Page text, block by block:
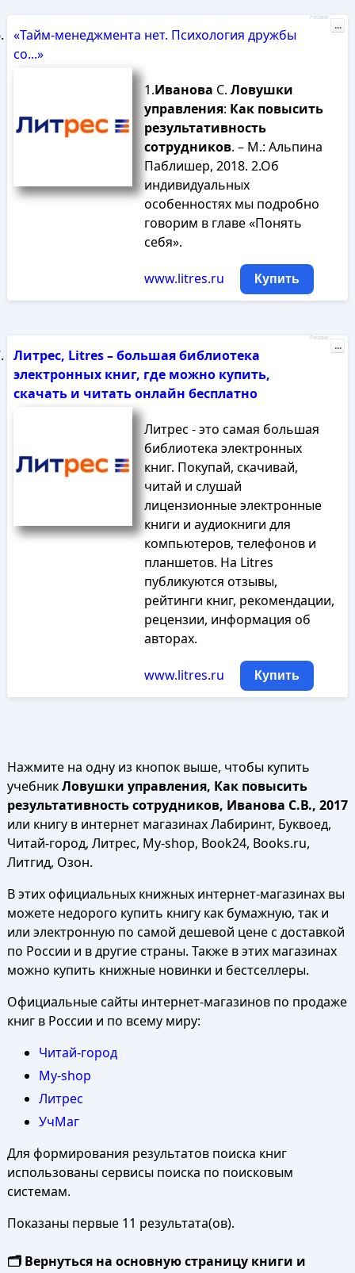
«Тайм-менеджмента нет. Психология дружбы
со...»
1.Иванова С. Ловушки
управления: Как повысить
результативность
сотрудников. – М.: Альпина
Паблишер, 2018. 2.Об
индивидуальных
особенностях мы подробно
говорим в главе «Понять
себя».
www.litres.ru Купить
Реклама
...
Литрес, Litres – большая библиотека
электронных книг, где можно купить,
скачать и читать онлайн бесплатно
Литрес - это самая большая
библиотека электронных
книг. Покупай, скачивай,
читай и слушай
лицензионные электронные
книги и аудиокниги для
компьютеров, телефонов и
планшетов. На Litres
публикуются отзывы,
рейтинги книг, рекомендации,
рецензии, информация об
авторах.
www.litres.ru Купить
Реклама
...
Нажмите на одну из кнопок выше, чтобы купить
учебникЛовушки управления, Как повысить
результативность сотрудников, Иванова С.В., 2017
или книгу в интернет магазинах Лабиринт, Буквоед,
Читай-город, Литрес, My-shop, Book24, Books.ru,
Литгид, Озон.
В этих официальных книжных интернет-магазинах вы
можете недорого купить книгу как бумажную, так и
или электронную по самой дешевой цене с доставкой
по России и в другие страны. Также в этих магазинах
можно купить книжные новинки и бестселлеры.
Официальные сайты интернет-магазинов по продаже
книг в России и по всему миру:
Читай-город
My-shop
Литрес
УчМаг
Для формирования результатов поиска книг
использованы сервисы поиска по поисковым
системам.
Показаны первые 11 результата(ов).
🗂️ Вернуться на основную страницу книги и